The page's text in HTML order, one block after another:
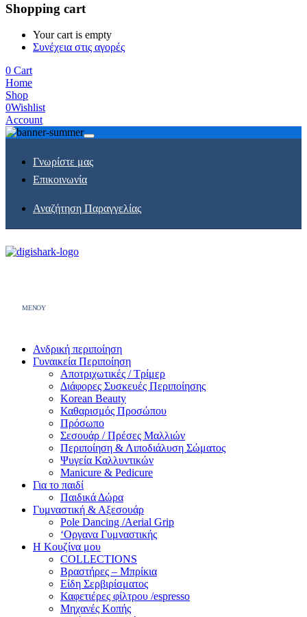
Shopping cart
Your cart is empty
Συνέχεια στις αγορές
0 Cart
Home
Shop
0Wishlist
Account
Γνωρίστε μας
Επικοινωνία
Αναζήτηση Παραγγελίας
MENOY
Ανδρική περιποίηση
Γυναικεία Περιποίηση
Αποτριχωτικές / Τρίμερ
Διάφορες Συσκευές Περιποίησης
Korean Beauty
Καθαρισμός Προσώπου
Πρόσωπο
Σεσουάρ / Πρέσες Μαλλιών
Περιποίηση & Λιποδιάλυση Σώματος
Ψυγεία Καλλυντικών
Manicure & Pedicure
Για το παιδί
Παιδικά Δώρα
Γυμναστική & Αξεσουάρ
Pole Dancing /Aerial Grip
‘Οργανα Γυμναστικής
Η Κουζίνα μου
COLLECTIONS
Βραστήρες – Μπρίκια
Είδη Σερβιρίσματος
Καφετιέρες φίλτρου /espresso
Μηχανές Κοπής